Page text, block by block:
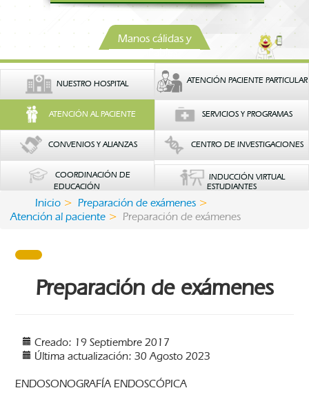
Manos cálidas y
confiables
NUESTRO HOSPITAL ATENCIÓN PACIENTE PARTICULAR
ATENCIÓN AL PACIENTE SERVICIOS Y PROGRAMAS
CONVENIOS Y ALIANZAS CENTRO DE INVESTIGACIONES
COORDINACIÓN DE
EDUCACIÓN
INDUCCIÓN VIRTUAL
ESTUDIANTES
Inicio
Preparación de exámenes
Atención al paciente
Preparación de exámenes
Preparación de exámenes
Creado: 19 Septiembre 2017
Última actualización: 30 Agosto 2023
ENDOSONOGRAFÍA ENDOSCÓPICA